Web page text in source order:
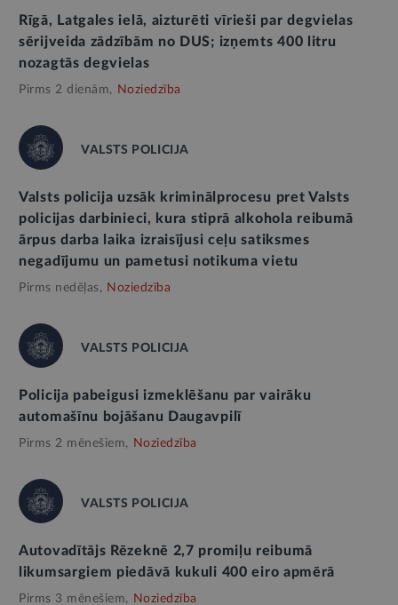
Rīgā, Latgales ielā, aizturēti vīrieši par degvielas
sērijveida zādzībām no DUS; izņemts 400 litru
nozagtās degvielas
Pirms 2 dienām, Noziedzība
VALSTS POLICIJA
Valsts policija uzsāk kriminālprocesu pret Valsts
policijas darbinieci, kura stiprā alkohola reibumā
ārpus darba laika izraisījusi ceļu satiksmes
negadījumu un pametusi notikuma vietu
Pirms nedēļas, Noziedzība
VALSTS POLICIJA
Policija pabeigusi izmeklēšanu par vairāku
automašīnu bojāšanu Daugavpilī
Pirms 2 mēnešiem, Noziedzība
VALSTS POLICIJA
Autovadītājs Rēzeknē 2,7 promiļu reibumā
likumsargiem piedāvā kukuli 400 eiro apmērā
Pirms 3 mēnešiem, Noziedzība